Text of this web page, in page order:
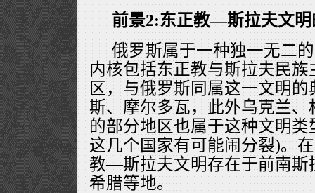
前景2:东正教—斯拉夫文明
俄罗斯属于一种独一无二
内核包括东正教与斯拉夫民
区，与俄罗斯同属这一文明
斯、摩尔多瓦，此外乌克兰
的部分地区也属于这种文明类
这几个国家有可能闹分裂)。
教—斯拉夫文明存在于前南斯
希腊等地。